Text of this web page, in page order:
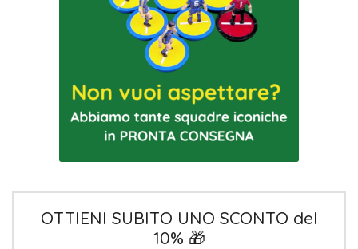
OTTIENI SUBITO UNO SCONTO del
10% 🎁